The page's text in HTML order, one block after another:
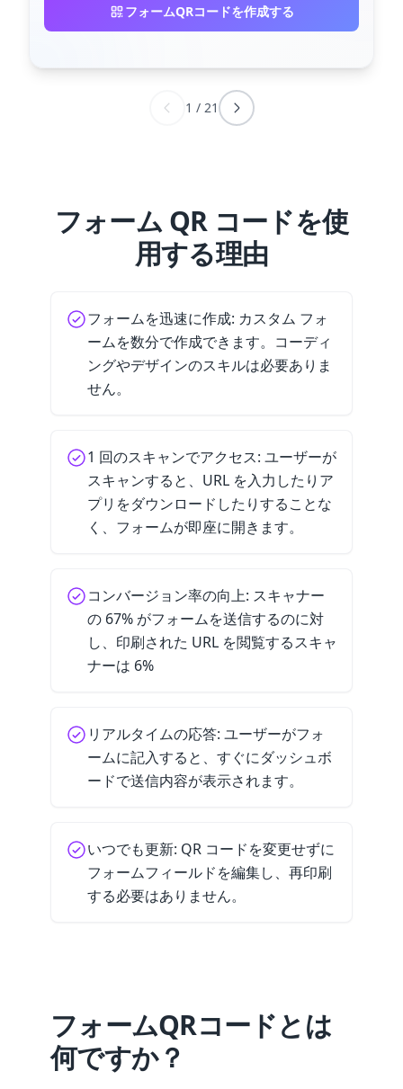
フォームQRコードを作成する
1 / 21
フォーム QR コードを使
用する理由
フォームを迅速に作成: カスタム フォ
ームを数分で作成できます。コーディ
ングやデザインのスキルは必要ありま
せん。
1 回のスキャンでアクセス: ユーザーが
スキャンすると、URL を入力したりア
プリをダウンロードしたりすることな
く、フォームが即座に開きます。
コンバージョン率の向上: スキャナー
の 67% がフォームを送信するのに対
し、印刷された URL を閲覧するスキャ
ナーは 6%
リアルタイムの応答: ユーザーがフォ
ームに記入すると、すぐにダッシュボ
ードで送信内容が表示されます。
いつでも更新: QR コードを変更せずに
フォームフィールドを編集し、再印刷
する必要はありません。
フォームQRコードとは
何ですか？